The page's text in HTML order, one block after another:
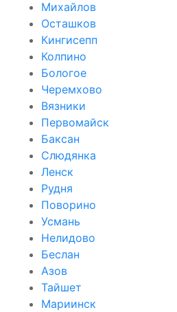
Михайлов
Осташков
Кингисепп
Колпино
Бологое
Черемхово
Вязники
Первомайск
Баксан
Слюдянка
Ленск
Рудня
Поворино
Усмань
Нелидово
Беслан
Азов
Тайшет
Мариинск